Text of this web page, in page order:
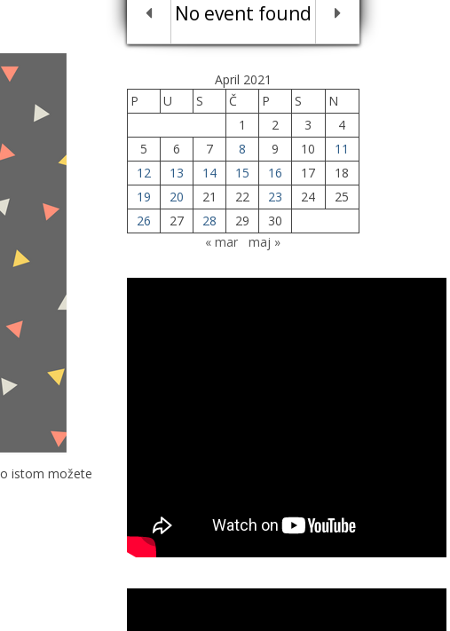
istom možete
No event found
April 2021
P
U S Č P S
N
1
2 3
4
5
6 7 8 9 10
11
12
13 14 15 16 17
18
19
20 21 22 23 24
25
26
27 28 29
30
« mar
maj »